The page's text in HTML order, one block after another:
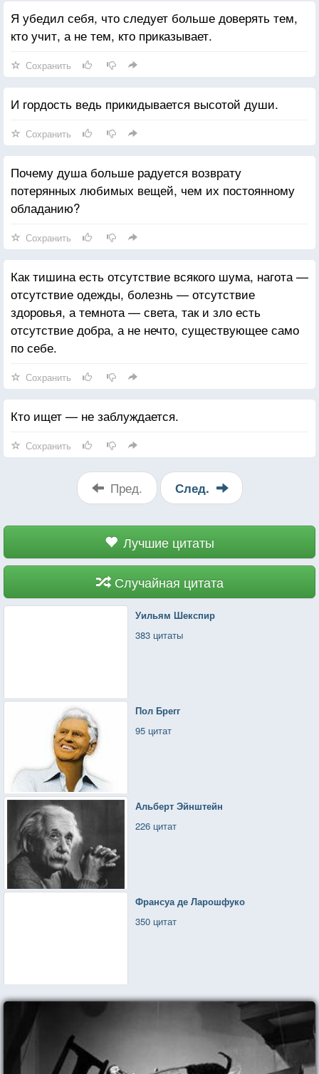
Я убедил себя, что следует больше доверять тем,
кто учит, а не тем, кто приказывает.
Сохранить
И гордость ведь прикидывается высотой души.
Сохранить
Почему душа больше радуется возврату
потерянных любимых вещей, чем их постоянному
обладанию?
Сохранить
Как тишина есть отсутствие всякого шума, нагота —
отсутствие одежды, болезнь — отсутствие
здоровья, а темнота — света, так и зло есть
отсутствие добра, а не нечто, существующее само
по себе.
Сохранить
Кто ищет — не заблуждается.
Сохранить
Пред. След.
Лучшие цитаты
Случайная цитата
Уильям Шекспир
383 цитаты
Пол Брегг
95 цитат
Альберт Эйнштейн
226 цитат
Франсуа де Ларошфуко
350 цитат